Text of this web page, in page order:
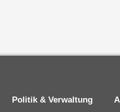
Politik & Verwaltung